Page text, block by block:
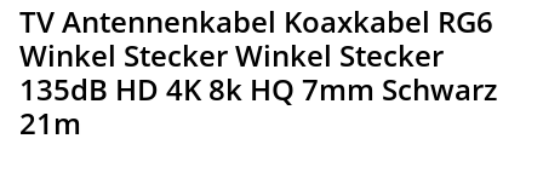
TV Antennenkabel Koaxkabel RG6
Winkel Stecker Winkel Stecker
135dB HD 4K 8k HQ 7mm Schwarz
21m